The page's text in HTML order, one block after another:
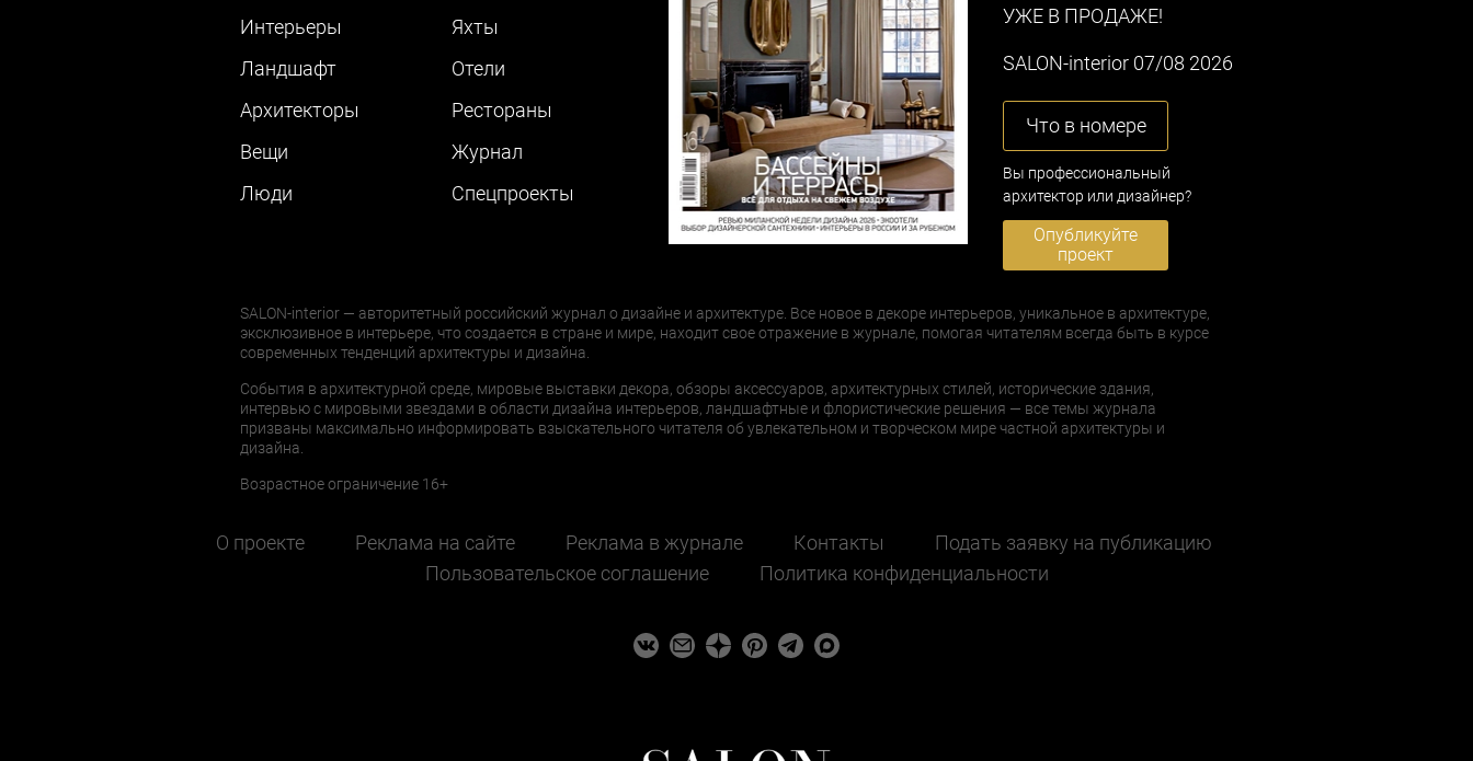
Интерьеры
Ландшафт
Архитекторы
Вещи
Люди
Яхты
Отели
Рестораны
Журнал
Cпецпроекты
УЖЕ В ПРОДАЖЕ!
SALON-interior 07/08 2026
Что в номере
Вы профессиональный
архитектор или дизайнер?
Опубликуйте
проект
SALON-interior — авторитетный российский журнал о дизайне и архитектуре. Все новое в декоре интерьеров, уникальное в архитектуре,
эксклюзивное в интерьере, что создается в стране и мире, находит свое отражение в журнале, помогая читателям всегда быть в курсе
современных тенденций архитектуры и дизайна.
События в архитектурной среде, мировые выставки декора, обзоры аксессуаров, архитектурных стилей, исторические здания,
интервью с мировыми звездами в области дизайна интерьеров, ландшафтные и флористические решения — все темы журнала
призваны максимально информировать взыскательного читателя об увлекательном и творческом мире частной архитектуры и
дизайна.
Возрастное ограничение 16+
О проекте Реклама на сайте Реклама в журнале Контакты
Подать заявку на публикацию
Пользовательское соглашение
Политика конфиденциальности